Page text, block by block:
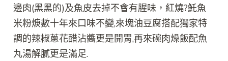
邊肉(黑黑的)及魚皮去掉不會有腥味，紅燒?魠魚
米粉焿數十年來口味不變,來塊油豆腐搭配獨家特
調的辣椒蔥花醋沾醬更是開胃,再來碗肉燥飯配魚
丸湯解膩更是滿足.